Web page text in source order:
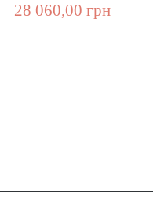
28 060,00 грн